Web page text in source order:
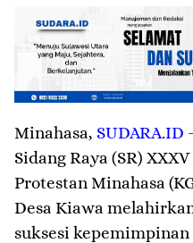
Minahasa, SUDARA.ID
Sidang Raya (SR)
Protestan Minahasa
Desa Kiawa
suksesi